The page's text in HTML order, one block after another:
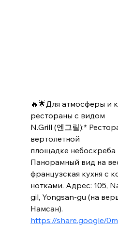
🔥🌟Для атмосферы и
рестораны с видом
N.Grill (엔그릴):*
вертолетной
площадке небоскреба
Панорамный вид на
французская кухня с
нотками. Адрес: 105,
gil, Yongsan-gu (на
Намсан).
https://share.google/